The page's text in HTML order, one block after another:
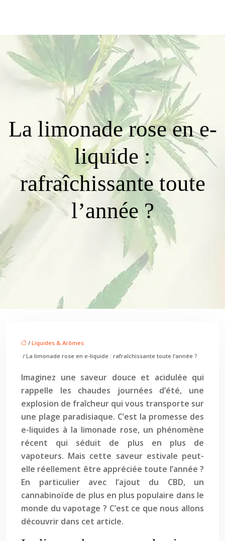
La limonade rose en e-
liquide :
rafraîchissante toute
l’année ?
/ Liquides & Arômes
/ La limonade rose en e-liquide : rafraîchissante toute l’année ?
Imaginez une saveur douce et acidulée qui
rappelle les chaudes journées d’été, une
explosion de fraîcheur qui vous transporte sur
une plage paradisiaque. C’est la promesse des
e-liquides à la limonade rose, un phénomène
récent qui séduit de plus en plus de
vapoteurs. Mais cette saveur estivale peut-
elle réellement être appréciée toute l’année ?
En particulier avec l’ajout du CBD, un
cannabinoïde de plus en plus populaire dans le
monde du vapotage ? C’est ce que nous allons
découvrir dans cet article.